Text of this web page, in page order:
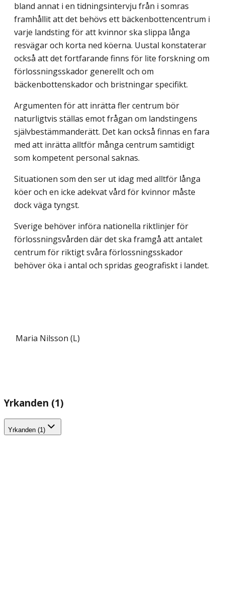
bland annat i en tidningsintervju från i somras
framhållit att det behövs ett bäckenbottencentrum i
varje landsting för att kvinnor ska slippa långa
resvägar och korta ned köerna. Uustal konstaterar
också att det fortfarande finns för lite forskning om
förlossningsskador generellt och om
bäckenbottenskador och bristningar specifikt.
Argumenten för att inrätta fler centrum bör
naturligtvis ställas emot frågan om landstingens
självbestämmanderätt. Det kan också finnas en fara
med att inrätta alltför många centrum samtidigt
som kompetent personal saknas.
Situationen som den ser ut idag med alltför långa
köer och en icke adekvat vård för kvinnor måste
dock väga tyngst.
Sverige behöver införa nationella riktlinjer för
förlossningsvården där det ska framgå att antalet
centrum för riktigt svåra förlossningsskador
behöver öka i antal och spridas geografiskt i landet.
Maria Nilsson (L)
Yrkanden (1)
Yrkanden (1)